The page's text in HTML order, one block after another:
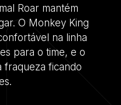
Roar mantém
O Monkey King
na linha
para o time, e o
fraqueza ficando